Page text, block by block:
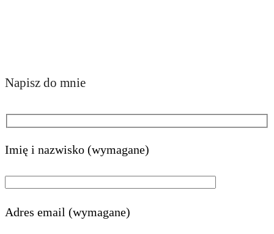
Napisz do mnie
Imię i nazwisko (wymagane)
Adres email (wymagane)